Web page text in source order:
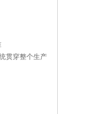
贯穿整个生产